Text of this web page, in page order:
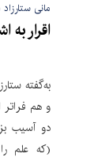
مانی
اقرار
به‌گفته
و هم فراتر
دو آسیب
(که علم